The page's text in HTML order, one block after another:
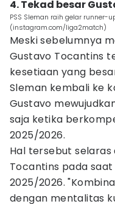
4. Tekad besar
PSS Sleman raih gelar
(instagram.com/liga2match)
Meski sebelumnya
Gustavo Tocantins
kesetiaan yang
Sleman kembali ke
Gustavo
saja ketika
2025/2026.
Hal tersebut
Tocantins pada
2025/2026.
dengan mentalitas